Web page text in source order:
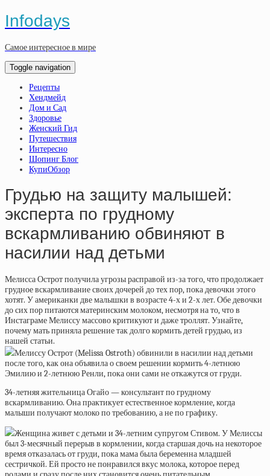
Infodays
Самое интересное в мире
Toggle navigation
Рецепты
Хендмейд
Дом и Сад
Здоровье
Женский Гид
Путешествия
Интересно
Шопинг Блог
КупиОбзор
Грудью на защиту малышей:
эксперта по грудному
вскармливанию обвиняют в
насилии над детьми
Мелисса Острот получила угрозы расправой из-за того, что продолжает
грудное вскармливание своих дочерей до тех пор, пока девочки этого
хотят. У американки две малышки в возрасте 4-х и 2-х лет. Обе девочки
до сих пор питаются материнским молоком, несмотря на то, что в
Инстаграме Мелиссу массово критикуют и даже троллят. Узнайте,
почему мать приняла решение так долго кормить детей грудью, из
нашей статьи.
Мелиссу Острот (Melissa Ostroth) обвинили в насилии над детьми
после того, как она объявила о своем решении кормить 4-летнюю
Эмилию и 2-летнюю Ренли, пока они сами не откажутся от груди.
34-летняя жительница Огайо — консультант по грудному
вскармливанию. Она практикует естественное кормление, когда
малыши получают молоко по требованию, а не по графику.
Женщина живет с детьми и 34-летним супругом Стивом. У Мелиссы
был 3-месячный перерыв в кормлении, когда старшая дочь на некоторое
время отказалась от груди, пока мама была беременна младшей
сестричкой. Ей просто не понравился вкус молока, которое перед